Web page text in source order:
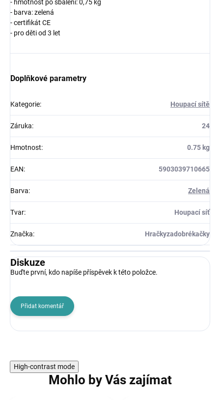
- hmotnost po sbalení: 0,75 kg
- barva: zelená
- certifikát CE
- pro děti od 3 let
Doplňkové parametry
Kategorie: Houpací sítě
Záruka: 24
Hmotnost: 0.75 kg
EAN: 5903039710665
Barva: Zelená
Tvar: Houpací síť
Značka: Hračkyzadobrékačky
Diskuze
Buďte první, kdo napíše příspěvek k této položce.
Přidat komentář
High-contrast mode
Mohlo by Vás zajímat